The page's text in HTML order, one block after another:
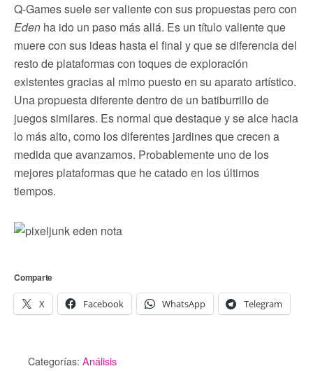
Q-Games suele ser valiente con sus propuestas pero con
Eden ha ido un paso más allá. Es un título valiente que
muere con sus ideas hasta el final y que se diferencia del
resto de plataformas con toques de exploración
existentes gracias al mimo puesto en su aparato artístico.
Una propuesta diferente dentro de un batiburrillo de
juegos similares. Es normal que destaque y se alce hacia
lo más alto, como los diferentes jardines que crecen a
medida que avanzamos. Probablemente uno de los
mejores plataformas que he catado en los últimos
tiempos.
Comparte
X Facebook WhatsApp Telegram
Categorías: Análisis